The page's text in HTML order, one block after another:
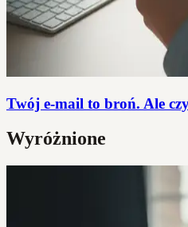
Twój e-mail to broń. Ale
Wyróżnione